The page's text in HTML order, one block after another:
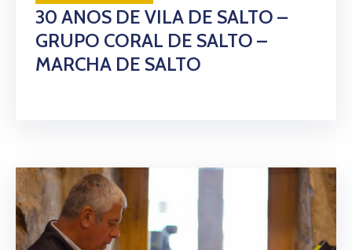
30 ANOS DE VILA DE SALTO –
GRUPO CORAL DE SALTO –
MARCHA DE SALTO